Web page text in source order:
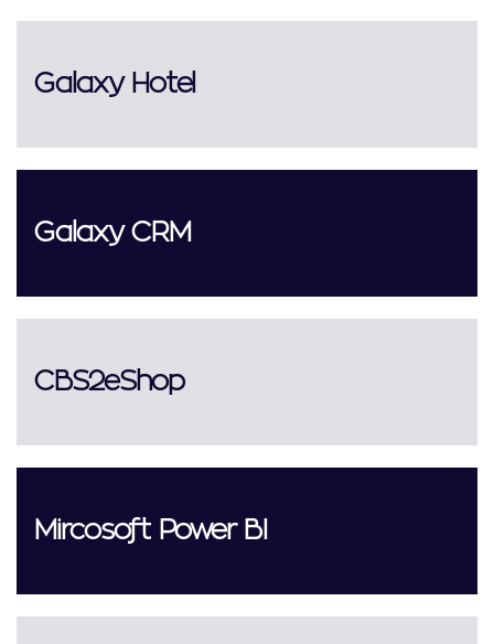
Galaxy Hotel
Galaxy CRM
CBS2eShop
Mircosoft Power BI